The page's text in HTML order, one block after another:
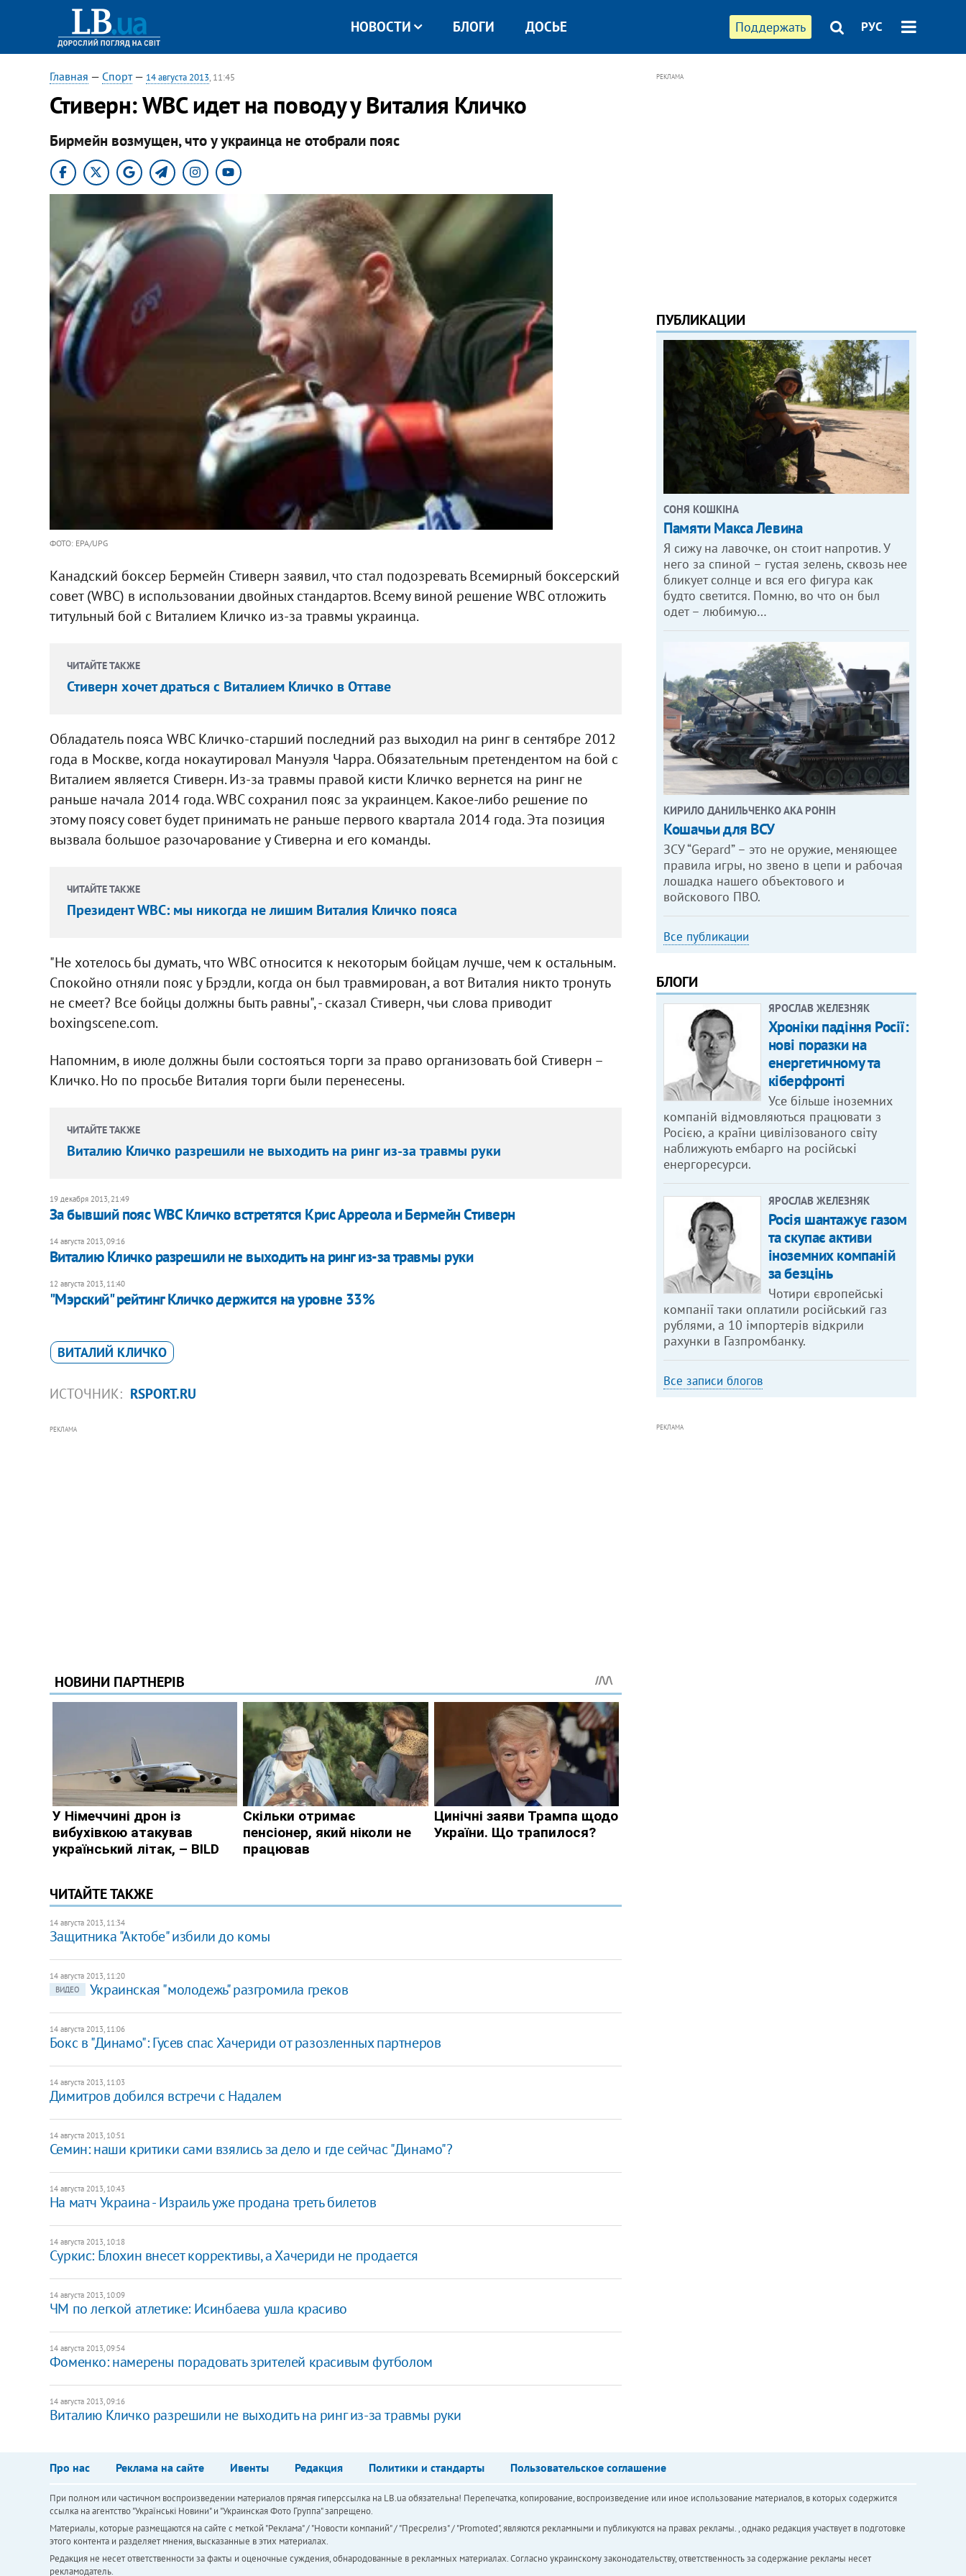
Поддержать РУС
НОВОСТИ БЛОГИ ДОСЬЕ
Главная — Спорт— 14 августа 2013, 11:45
Стиверн: WBC идет на поводу у Виталия Кличко
Бирмейн возмущен, что у украинца не отобрали пояс
ФОТО: EPA/UPG
Канадский боксер Бермейн Стиверн заявил, что стал подозревать Всемирный боксерский
совет (WBC) в использовании двойных стандартов. Всему виной решение WBC отложить
титульный бой с Виталием Кличко из-за травмы украинца.
ЧИТАЙТЕ ТАКЖЕ
Стиверн хочет драться с Виталием Кличко в Оттаве
Обладатель пояса WBC Кличко-старший последний раз выходил на ринг в сентябре 2012
года в Москве, когда нокаутировал Мануэля Чарра. Обязательным претендентом на бой с
Виталием является Стиверн. Из-за травмы правой кисти Кличко вернется на ринг не
раньше начала 2014 года. WBC сохранил пояс за украинцем. Какое-либо решение по
этому поясу совет будет принимать не раньше первого квартала 2014 года. Эта позиция
вызвала большое разочарование у Стиверна и его команды.
ЧИТАЙТЕ ТАКЖЕ
Президент WBC: мы никогда не лишим Виталия Кличко пояса
"Не хотелось бы думать, что WBC относится к некоторым бойцам лучше, чем к остальным.
Спокойно отняли пояс у Брэдли, когда он был травмирован, а вот Виталия никто тронуть
не смеет? Все бойцы должны быть равны", - сказал Стиверн, чьи слова приводит
boxingscene.com.
Напомним, в июле должны были состояться торги за право организовать бой Стиверн –
Кличко. Но по просьбе Виталия торги были перенесены.
ЧИТАЙТЕ ТАКЖЕ
Виталию Кличко разрешили не выходить на ринг из-за травмы руки
19 декабря 2013, 21:49
За бывший пояс WBC Кличко встретятся Крис Арреола и Бермейн Стиверн
14 августа 2013, 09:16
Виталию Кличко разрешили не выходить на ринг из-за травмы руки
12 августа 2013, 11:40
"Мэрский" рейтинг Кличко держится на уровне 33%
ВИТАЛИЙ КЛИЧКО
ИСТОЧНИК: RSPORT.RU
РЕКЛАМА
ЧИТАЙТЕ ТАКЖЕ
14 августа 2013, 11:34
Защитника "Актобе" избили до комы
14 августа 2013, 11:20
ВИДЕО
Украинская "молодежь" разгромила греков
14 августа 2013, 11:06
Бокс в "Динамо": Гусев спас Хачериди от разозленных партнеров
14 августа 2013, 11:03
Димитров добился встречи с Надалем
14 августа 2013, 10:51
Семин: наши критики сами взялись за дело и где сейчас "Динамо"?
14 августа 2013, 10:43
На матч Украина - Израиль уже продана треть билетов
14 августа 2013, 10:18
Суркис: Блохин внесет коррективы, а Хачериди не продается
14 августа 2013, 10:09
ЧМ по легкой атлетике: Исинбаева ушла красиво
14 августа 2013, 09:54
Фоменко: намерены порадовать зрителей красивым футболом
14 августа 2013, 09:16
Виталию Кличко разрешили не выходить на ринг из-за травмы руки
РЕКЛАМА
ПУБЛИКАЦИИ
СОНЯ КОШКІНА
Памяти Макса Левина
Я сижу на лавочке, он стоит напротив. У
него за спиной – густая зелень, сквозь нее
бликует солнце и вся его фигура как
будто светится. Помню, во что он был
одет – любимую…
КИРИЛО ДАНИЛЬЧЕНКО АКА РОНІН
Кошачьи для ВСУ
ЗСУ “Gepard” – это не оружие, меняющее
правила игры, но звено в цепи и рабочая
лошадка нашего объектового и
войскового ПВО.
Все публикации
БЛОГИ
ЯРОСЛАВ ЖЕЛЕЗНЯК
Хроніки падіння Росії:
нові поразки на
енергетичному та
кіберфронті
Усе більше іноземних
компаній відмовляються працювати з
Росією, а країни цивілізованого світу
наближують ембарго на російські
енергоресурси.
ЯРОСЛАВ ЖЕЛЕЗНЯК
Росія шантажує газом
та скупає активи
іноземних компаній
за безцінь
Чотири європейські
компанії таки оплатили російський газ
рублями, а 10 імпортерів відкрили
рахунки в Газпромбанку.
Все записи блогов
РЕКЛАМА
Про нас Реклама на сайте Ивенты Редакция Политики и стандарты Пользовательское соглашение
При полном или частичном воспроизведении материалов прямая гиперссылка на LB.ua обязательна! Перепечатка, копирование, воспроизведение или иное использование материалов, в которых содержится
ссылка на агентство "Українськi Новини" и "Украинская Фото Группа" запрещено.
Материалы, которые размещаются на сайте с меткой "Реклама" / "Новости компаний" / "Пресрелиз" / "Promoted", являются рекламными и публикуются на правах рекламы. , однако редакция участвует в подготовке
этого контента и разделяет мнения, высказанные в этих материалах.
Редакция не несет ответственности за факты и оценочные суждения, обнародованные в рекламных материалах. Согласно украинскому законодательству, ответственность за содержание рекламы несет
рекламодатель.